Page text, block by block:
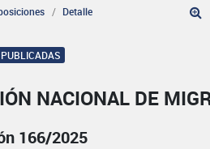
Detalle
NACIONAL DE
166/2025